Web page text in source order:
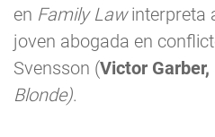
en Family Lawinterpreta
joven abogada en
Svensson (Victor Garber,
Blonde).